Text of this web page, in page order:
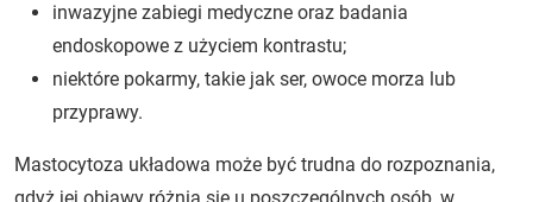
inwazyjne zabiegi medyczne oraz badania
endoskopowe z użyciem kontrastu;
niektóre pokarmy, takie jak ser, owoce morza lub
przyprawy.
Mastocytoza układowa może być trudna do rozpoznania,